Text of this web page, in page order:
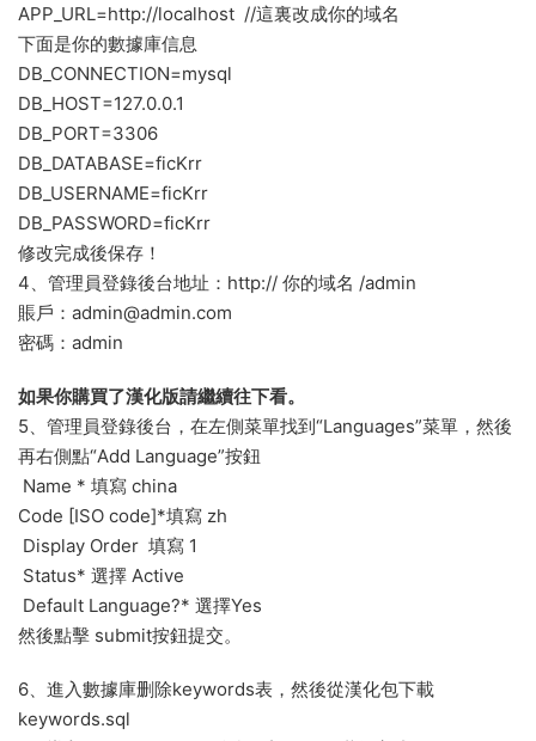
APP_URL=http://localhost //這裏改成你的域名
下面是你的數據庫信息
DB_CONNECTION=mysql
DB_HOST=127.0.0.1
DB_PORT=3306
DB_DATABASE=ficKrr
DB_USERNAME=ficKrr
DB_PASSWORD=ficKrr
修改完成後保存！
4、管理員登錄後台地址：http:// 你的域名 /admin
賬戶：admin@admin.com
密碼：admin
如果你購買了漢化版請繼續往下看。
5、管理員登錄後台，在左側菜單找到“Languages”菜單，然後
再右側點“Add Language”按鈕
Name * 填寫 china
Code [ISO code]*填寫 zh
Display Order 填寫 1
Status* 選擇 Active
Default Language?* 選擇Yes
然後點擊 submit按鈕提交。
6、進入數據庫删除keywords表，然後從漢化包下載
keywords.sql